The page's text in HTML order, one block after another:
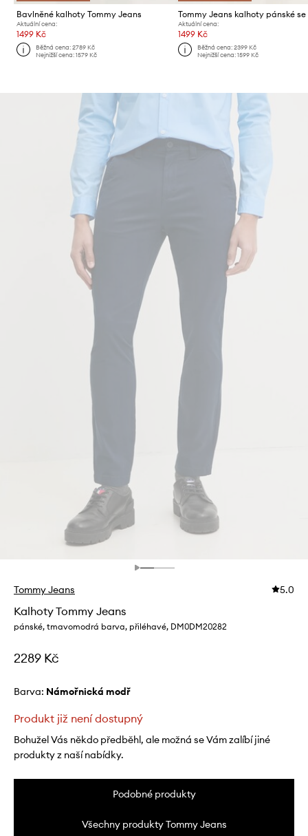
Bavlněné kalhoty Tommy Jeans
Aktuální cena:
1499 Kč
Běžná cena:2789 Kč
Nejnižší cena:1579 Kč
Tommy Jeans kalhoty pánské se
Aktuální cena:
1499 Kč
Běžná cena: 2399 Kč
Nejnižší cena: 1599 Kč
Tommy Jeans 5.0
Kalhoty Tommy Jeans
pánské, tmavomodrá barva, přiléhavé, DM0DM20282
2289 Kč
Barva: námořnická modř
Produkt již není dostupný
Bohužel Vás někdo předběhl, ale možná se Vám zalíbí jiné
produkty z naší nabídky.
Podobné produkty
Všechny produkty Tommy Jeans